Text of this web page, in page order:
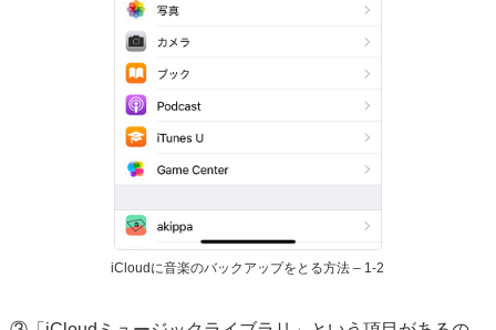
iCloudに音楽のバックアップをとる方法 – 1-2